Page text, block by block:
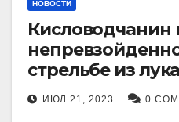
НОВОСТИ
Кисловодчанин
стрельбе из
прославили его
Ставропольском
ИЮЛ 21, 2023 0